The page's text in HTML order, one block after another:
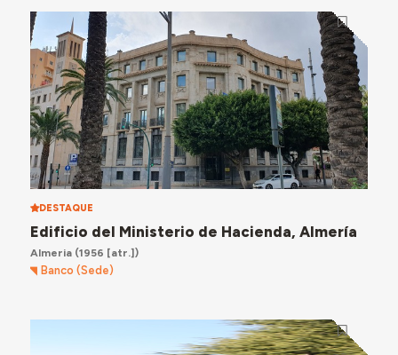
DESTAQUE
Edificio del Ministerio de Hacienda, Almería
Almeria(1956 [atr.])
Banco (Sede)